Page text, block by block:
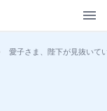
愛子さま、陛下が見抜いて